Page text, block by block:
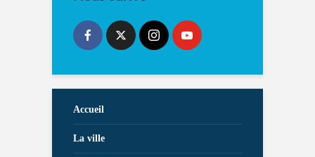
Accueil
La ville